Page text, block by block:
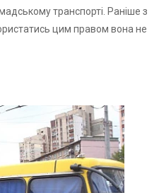
транспорті. Раніше з
цим правом вона не